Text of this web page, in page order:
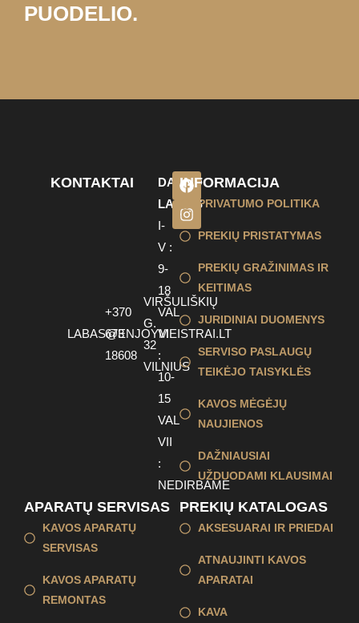
PUODELIO.
KONTAKTAI
LABAS@ENJOYMEISTRAI.LT
+370
673
18608
VIRŠULIŠKIŲ
G.
32
VILNIUS
DARBO
LAIKAS
I-
V :
9-
18
VAL
VI
:
10-
15
VAL
VII
:
NEDIRBAME
INFORMACIJA
PRIVATUMO POLITIKA
PREKIŲ PRISTATYMAS
PREKIŲ GRAŽINIMAS IR
KEITIMAS
JURIDINIAI DUOMENYS
SERVISO PASLAUGŲ
TEIKĖJO TAISYKLĖS
KAVOS MĖGĖJŲ
NAUJIENOS
DAŽNIAUSIAI
UŽDUODAMI KLAUSIMAI
APARATŲ SERVISAS
KAVOS APARATŲ
SERVISAS
KAVOS APARATŲ
REMONTAS
PREKIŲ KATALOGAS
AKSESUARAI IR PRIEDAI
ATNAUJINTI KAVOS
APARATAI
KAVA